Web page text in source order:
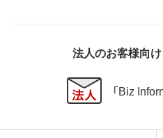
法人のお客様向
「Biz